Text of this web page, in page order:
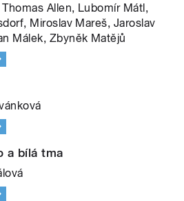
Allen, Lubomír Mátl,
Miroslav Mareš, Jaroslav
Málek, Zbyněk Matějů
a bílá tma